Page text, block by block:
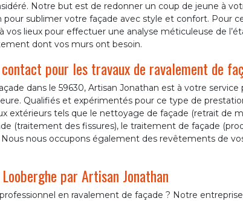
Notre but est de redonner un coup de jeune à
pour sublimer votre façade avec style et confort. Pour
vos lieux pour effectuer une analyse méticuleuse de
dont vos murs ont besoin.
pour les travaux de ravalement de
dans le 59630, Artisan Jonathan est à votre service
Qualifiés et expérimentés pour ce type de
extérieurs tels que le nettoyage de façade (retrait de
(traitement des fissures), le traitement de façade
Nous nous occupons également des revêtements de
par Artisan Jonathan
en ravalement de façade ? Notre